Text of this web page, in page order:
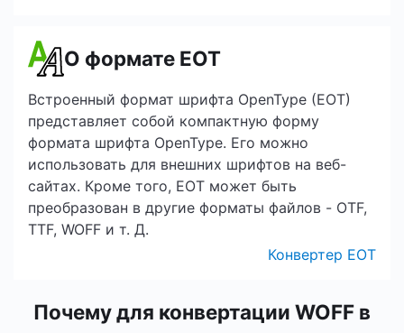
О формате EOT
Встроенный формат шрифта OpenType (EOT)
представляет собой компактную форму
формата шрифта OpenType. Его можно
использовать для внешних шрифтов на веб-
сайтах. Кроме того, EOT может быть
преобразован в другие форматы файлов - OTF,
TTF, WOFF и т. Д.
Конвертер EOT
Почему для конвертации WOFF в